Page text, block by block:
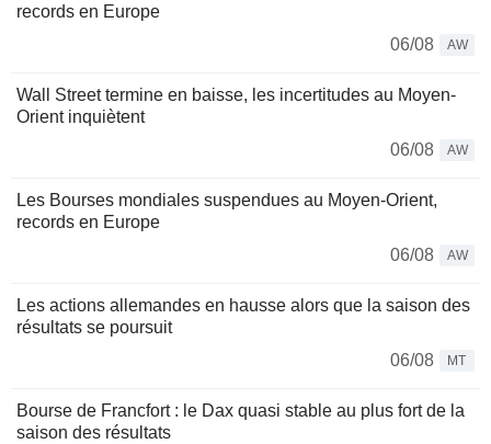
records en Europe
06/08
AW
Wall Street termine en baisse, les incertitudes au Moyen-
Orient inquiètent
06/08
AW
Les Bourses mondiales suspendues au Moyen-Orient,
records en Europe
06/08
AW
Les actions allemandes en hausse alors que la saison des
résultats se poursuit
06/08
MT
Bourse de Francfort : le Dax quasi stable au plus fort de la
saison des résultats